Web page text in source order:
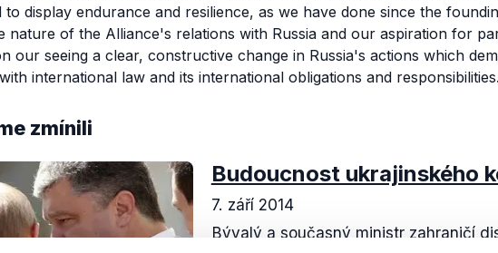
to display endurance and resilience, as we have done since the
nature of the Alliance's relations with Russia and our aspiration for
our seeing a clear, constructive change in Russia's actions which
international law and its international obligations and responsibilities.
zmínili
Budoucnost ukrajinského
7. září 2014
Bývalý a současný ministr zahraničí